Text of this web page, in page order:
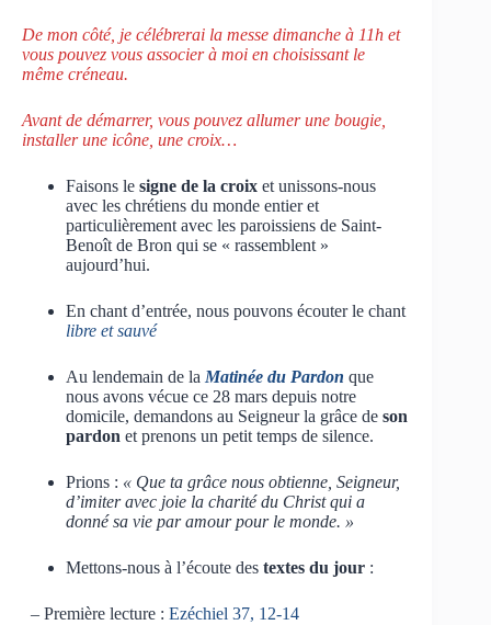
De mon côté, je célébrerai la messe dimanche à 11h et
vous pouvez vous associer à moi en choisissant le
même créneau.
Avant de démarrer, vous pouvez allumer une bougie,
installer une icône, une croix…
Faisons le signe de la croix et unissons-nous
avec les chrétiens du monde entier et
particulièrement avec les paroissiens de Saint-
Benoît de Bron qui se « rassemblent »
aujourd’hui.
En chant d’entrée, nous pouvons écouter le chant
libre et sauvé
Au lendemain de la Matinée du Pardon que
nous avons vécue ce 28 mars depuis notre
domicile, demandons au Seigneur la grâce de son
pardon et prenons un petit temps de silence.
Prions : « Que ta grâce nous obtienne, Seigneur,
d’imiter avec joie la charité du Christ qui a
donné sa vie par amour pour le monde. »
Mettons-nous à l’écoute des textes du jour :
– Première lecture : Ezéchiel 37, 12-14